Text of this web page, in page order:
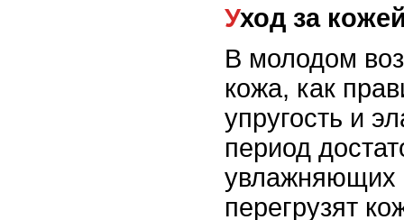
Уход за
В молодом
кожа, как
упругость и
период
увлажняющих
перегрузят